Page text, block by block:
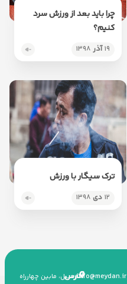
چرا باید بعد از ورزش سرد
کنیم؟
۱۹ آذر ۱۳۹۸
ترک‌ سیگار با ورزش
۱۲ دی ۱۳۹۸
info@meydan.ir آدرس
اردبیل، مابین چهارراه